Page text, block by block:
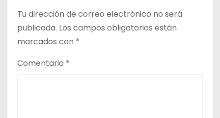
a
d
Tu dirección de correo electrónico no será
publicada. Los campos obligatorios están
marcados con *
Comentario *